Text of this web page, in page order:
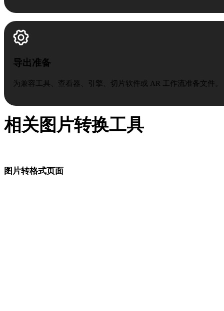
导出准备
为兼容工具、查看器、引擎、切片软件或 AR 工作流准备文件。
相关图片转换工具
图片转格式页面